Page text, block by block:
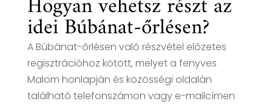
idei Búbánat-őrlésen?
A Búbánat-őrlésen való részvétel előzetes
regisztrációhoz kötött, melyet a fenyves
Malom honlapján és közösségi oldalán
található telefonszámon vagy e-mailcímen